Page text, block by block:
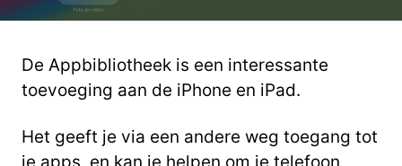
De Appbibliotheek is een interessante
toevoeging aan de iPhone en iPad.
Het geeft je via een andere weg toegang tot
je apps, en kan je helpen om je telefoon